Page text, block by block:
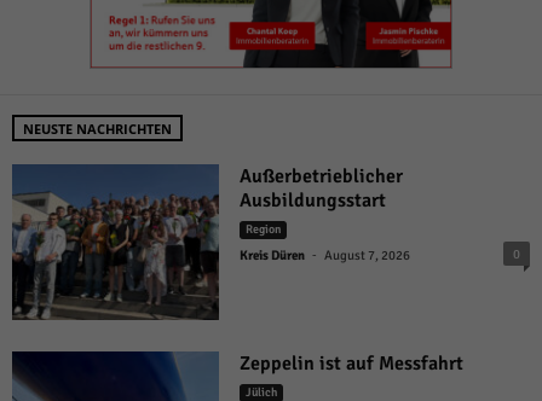
NEUSTE NACHRICHTEN
Außerbetrieblicher
Ausbildungsstart
Region
Kreis Düren - August 7, 2026 0
Zeppelin ist auf Messfahrt
Jülich